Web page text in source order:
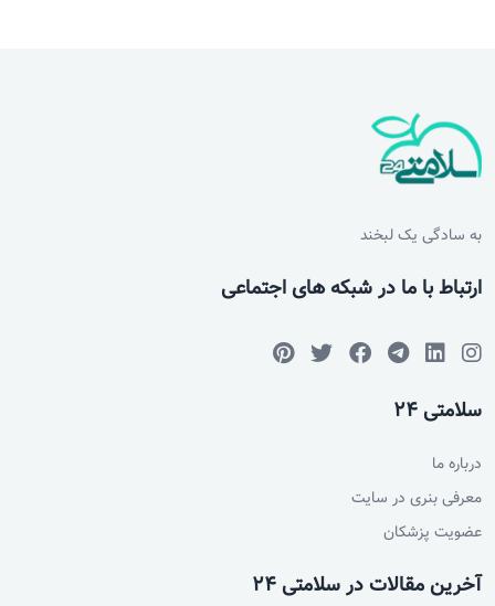
به سادگی یک لبخند
ارتباط با ما در شبکه های اجتماعی
سلامتی 24
درباره ما
معرفی بنری در سایت
عضویت پزشکان
آخرین مقالات در سلامتی 24